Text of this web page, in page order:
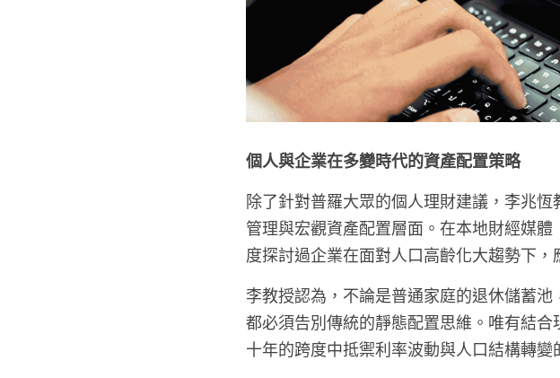
個人與企業在多變時代的資產配置策略
除了針對普羅大眾的個人理財建議，李兆
管理與宏觀資產配置層面。在本地財經媒
度探討過企業在面對人口高齡化大趨勢下
李教授認為，不論是普通家庭的退休儲蓄
都必須告別傳統的靜態配置思維。唯有結
十年的跨度中抵禦利率波動與人口結構轉